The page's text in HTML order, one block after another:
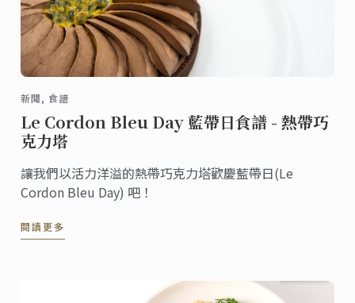
新聞, 食譜
Le Cordon Bleu Day 藍帶日食譜 - 熱帶巧
克力塔
讓我們以活力洋溢的熱帶巧克力塔歡慶藍帶日(Le
Cordon Bleu Day) 吧！
閱讀更多